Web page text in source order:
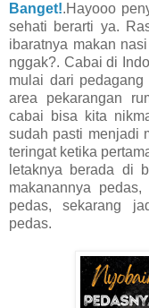
Banget!.Hayooo
sehati berarti ya.
ibaratnya makan
nggak?. Cabai di
mulai dari
area pekarangan
cabai bisa kita
sudah pasti menjadi
teringat ketika
letaknya berada di
makanannya
pedas, sekarang
pedas.